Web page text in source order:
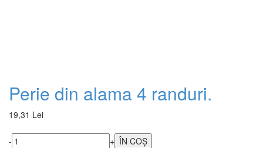
Perie din alama 4 randuri.
19,31 Lei
-
+